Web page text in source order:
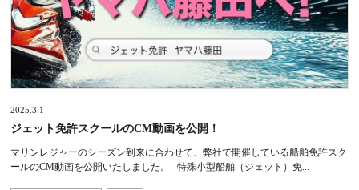
2025.3.1
ジェット免許スクールのCM動画を公開！
マリンレジャーのシーズン到来に合わせて、弊社で開催している船舶免許スク
ールのCM動画を公開いたしました。 特殊小型船舶（ジェット）免...